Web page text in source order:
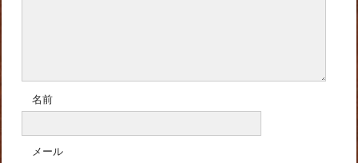
名前
メール